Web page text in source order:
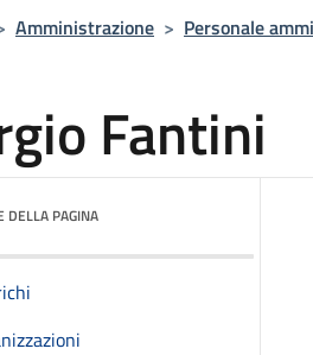
Amministrazione > Personale
Fantini
DELLA PAGINA